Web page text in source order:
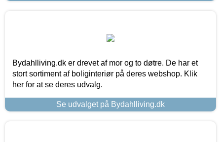
Bydahlliving.dk er drevet af mor og to døtre. De har et
stort sortiment af boliginteriør på deres webshop. Klik
her for at se deres udvalg.
Se udvalget på Bydahlliving.dk